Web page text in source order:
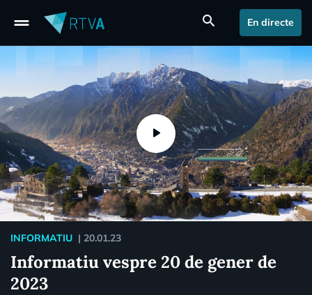
drag_handle search En directe
INFORMATIU | 20.01.23
Informatiu vespre 20 de gener de
2023